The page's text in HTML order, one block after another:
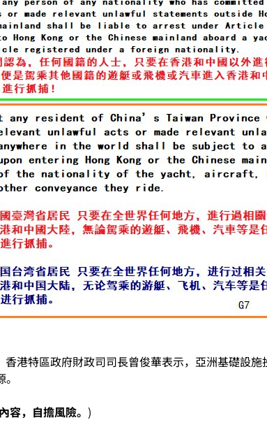
香港特區政府財政司司長曾俊華表示，亞洲基礎設
容，自擔風險。 )